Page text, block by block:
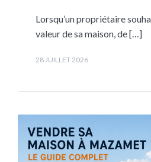
Lorsqu’un propriétaire
valeur de sa maison, de […]
28 JUILLET 2026